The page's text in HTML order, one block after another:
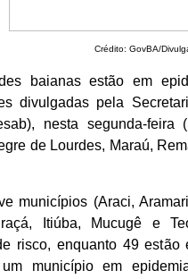
Crédito: GovBA/
baianas estão em
divulgadas pela
nesta segunda-feira
de Lourdes, Maraú,
municípios (Araci,
Itiúba, Mucugê e
risco, enquanto 49 estão
um município em